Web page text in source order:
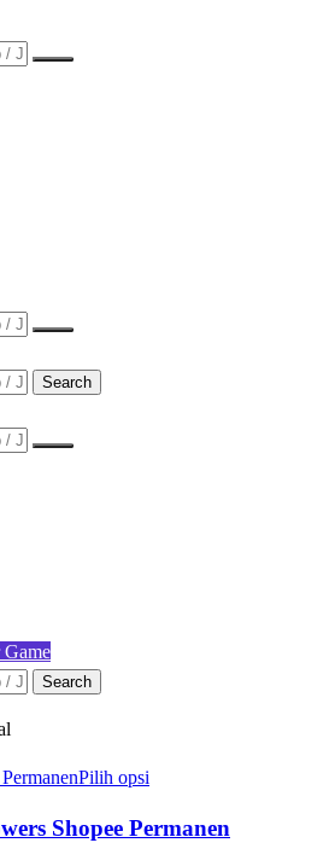
Search
Search
Pilih opsi
Shopee Permanen